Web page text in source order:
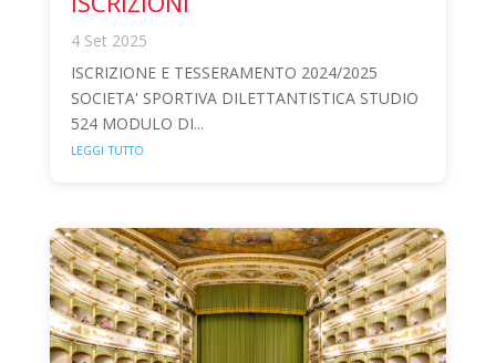
4 Set 2025
ISCRIZIONE E TESSERAMENTO 2024/2025
SOCIETA' SPORTIVA DILETTANTISTICA STUDIO
524 MODULO DI...
leggi tutto